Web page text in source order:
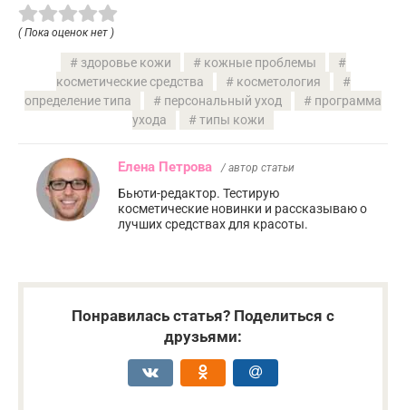
( Пока оценок нет )
здоровье кожи
кожные проблемы
косметические средства
косметология
определение типа
персональный уход
программа
ухода
типы кожи
Елена Петрова / автор статьи
Бьюти-редактор. Тестирую
косметические новинки и рассказываю о
лучших средствах для красоты.
Понравилась статья? Поделиться с
друзьями: